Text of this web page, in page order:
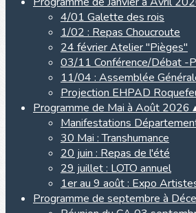
4/01 Galette des rois
1/02 : Repas Choucroute
24 février Atelier "Pièges"
03/11 Conférence/Débat -
11/04 : Assemblée
Projection EHPAD
Programme de Mai à Août 2026
Manifestations
30 Mai : Transhumance
20 juin : Repas de l'été
29 juillet : LOTO annuel
1er au 9 août : Expo
Programme de septembre à